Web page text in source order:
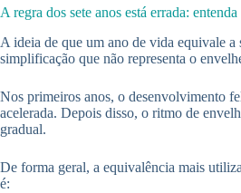
A regra dos sete anos está errada:
A ideia de que um ano de vida equivale a
simplificação que não representa o
Nos primeiros anos, o desenvolvimento
acelerada. Depois disso, o ritmo de
gradual.
De forma geral, a equivalência mais
é: